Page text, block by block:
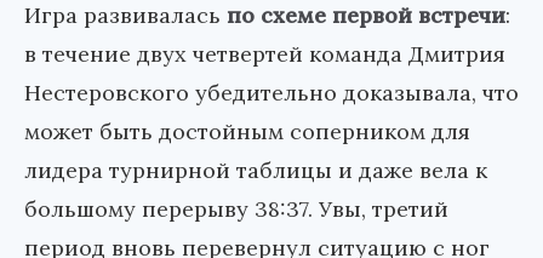
Игра развивалась по схеме первой встречи:
в течение двух четвертей команда Дмитрия
Нестеровского убедительно доказывала, что
может быть достойным соперником для
лидера турнирной таблицы и даже вела к
большому перерыву 38:37. Увы, третий
период вновь перевернул ситуацию с ног